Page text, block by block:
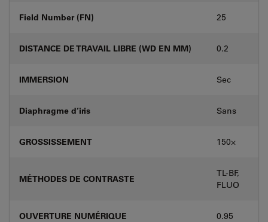
Field Number (FN) 25
DISTANCE DE TRAVAIL LIBRE (WD EN MM) 0.2
IMMERSION Sec
Diaphragme d’iris Sans
GROSSISSEMENT 150⨉
MÉTHODES DE CONTRASTE
TL-BF,
FLUO
OUVERTURE NUMÉRIQUE 0.95